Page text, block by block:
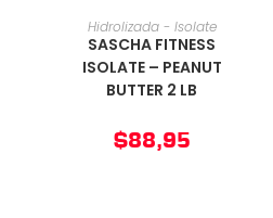
AÑADIR AL CARRITO
Hidrolizada - Isolate
SASCHA FITNESS
ISOLATE – PEANUT
BUTTER 2 LB
$88,95